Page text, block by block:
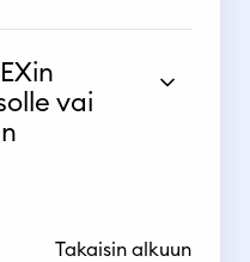
vai
Takaisin alkuun